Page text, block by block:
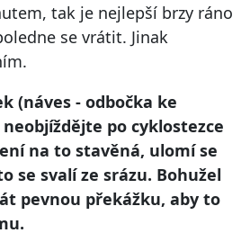
tak je nejlepší brzy ráno
se vrátit. Jinak
(náves - odbočka ke
po cyklostezce
na to stavěná, ulomí se
se svalí ze srázu. Bohužel
pevnou překážku, aby to